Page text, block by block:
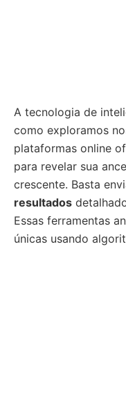
A tecnologia de
como exploramos
plataformas online
para revelar sua
crescente. Basta
resultados
Essas ferramentas
únicas usando